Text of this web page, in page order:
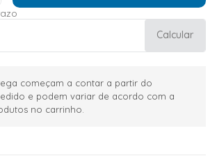
Calcular
começam a contar a partir do
e podem variar de acordo com a
no carrinho.